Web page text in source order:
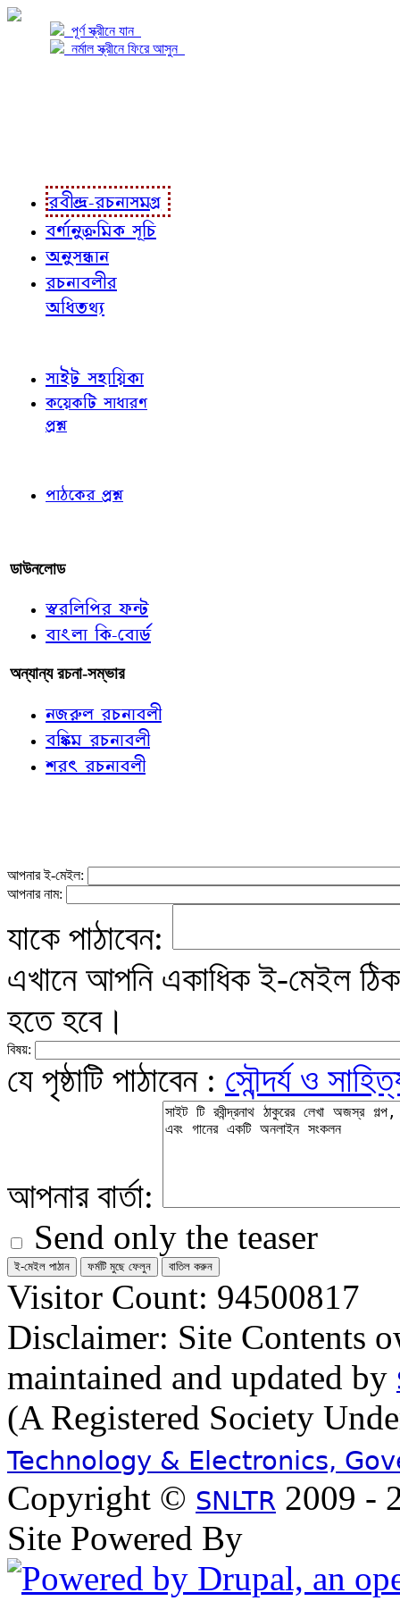
পূর্ণ স্ক্রীনে যান
নর্মাল স্ক্রীনে ফিরে আসুন
রবীন্দ্র-রচনাসমগ্র
বর্ণানুক্রমিক সূচি
অনুসন্ধান
রচনাবলীর
অধিতথ্য
সাইট সহায়িকা
কয়েকটি সাধারণ
প্রশ্ন
পাঠকের প্রশ্ন
ডাউনলোড
স্বরলিপির ফন্ট
বাংলা কি-বোর্ড
অন্যান্য রচনা-সম্ভার
নজরুল রচনাবলী
বঙ্কিম রচনাবলী
শরৎ রচনাবলী
আপনার ই-মেইল:
আপনার নাম:
যাকে পাঠাবেন:
এখানে আপনি একাধিক ই-মেইল
হতে হবে।
বিষয়:
যে পৃষ্ঠাটি পাঠাবেন : সৌন্দর্য ও
আপনার বার্তা:
Send only the teaser
Visitor Count: 94500817
Disclaimer: Site Contents
maintained and updated by
(A Registered Society
Technology & Electronics,
Copyright © SNLTR 2009 -
Site Powered By